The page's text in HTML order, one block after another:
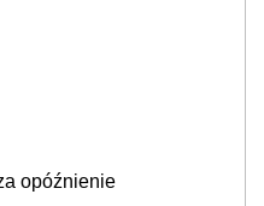
opóźnienie